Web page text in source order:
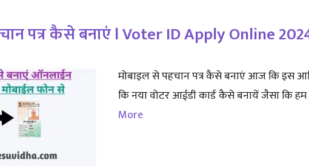
पत्र कैसे बनाएं l Voter ID Apply Online
मोबाइल से पहचान पत्र कैसे बनाएं आज कि इस
कि नया वोटर आईडी कार्ड कैसे बनायें जैसा कि
More